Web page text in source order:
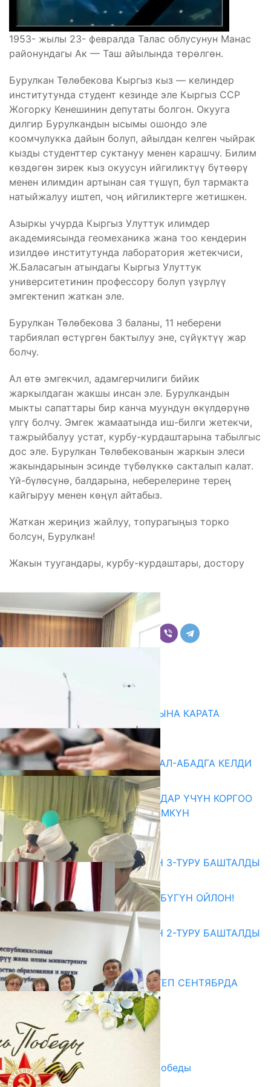
1953- жылы 23- февралда Талас облусунун Манас
районундагы Ак — Таш айылында төрөлгөн.
Бурулкан Төлөбекова Кыргыз кыз — келиндер
институтунда студент кезинде эле Кыргыз ССР
Жогорку Кенешинин депутаты болгон. Окууга
дилгир Бурулкандын ысымы ошондо эле
коомчулукка дайын болуп, айылдан келген чыйрак
кызды студенттер суктануу менен карашчу. Билим
көздөгөн зирек кыз окуусун ийгиликтүү бүтөөрү
менен илимдин артынан сая түшүп, бул тармакта
натыйжалуу иштеп, чоң ийгиликтерге жетишкен.
Азыркы учурда Кыргыз Улуттук илимдер
академиясында геомеханика жана тоо кендерин
изилдөө институтунда лаборатория жетекчиси,
Ж.Баласагын атындагы Кыргыз Улуттук
университетинин профессору болуп үзүрлүү
эмгектенип жаткан эле.
Бурулкан Төлөбекова 3 баланы, 11 неберени
тарбиялап өстүргөн бактылуу эне, сүйүктүү жар
болчу.
Ал өтө эмгекчил, адамгерчилиги бийик
жаркылдаган жакшы инсан эле. Бурулкандын
мыкты сапаттары бир канча муундун өкүлдөрүнө
үлгү болчу. Эмгек жамаатында иш-билги жетекчи,
тажрыйбалуу устат, курбу-курдаштарына табылгыс
дос эле. Бурулкан Төлөбекованын жаркын элеси
жакындарынын эсинде түбөлүккө сакталып калат.
Үй-бүлөсүнө, балдарына, неберелерине терең
кайгыруу менен көңүл айтабыз.
Жаткан жериңиз жайлуу, топурагыңыз торко
болсун, Бурулкан!
Жакын туугандары, курбу-курдаштары, достору
Бөлүшүү
Акыркы жаңылыктар
НАРЫНДА ЖАҢЫ ОКУУ ЖЫЛЫНА КАРАТА
ДАЯРДЫКТАР ТАЛКУУЛАНДЫ
07.08.2026
«БИРИМДИК КЕРБЕНИ» ЖАЛАЛ-АБАДГА КЕЛДИ
07.08.2026
КОРРУПЦИЯНЫ КАБАРЛАГАНДАР ҮЧҮН КОРГОО
ЧАРАЛАРЫ КҮЧӨТҮЛҮШҮ МҮМКҮН
07.08.2026
Абитуриент
ЖОЖДОРГО КАБЫЛ АЛУУНУН 3-ТУРУ БАШТАЛДЫ
27.07.2026
ӨЗҮҢДҮН КЕЛЕЧЕГИҢ ҮЧҮН БҮГҮН ОЙЛОН!
20.07.2026
ЖОЖДОРГО КАБЫЛ АЛУУНУН 2-ТУРУ БАШТАЛДЫ
20.07.2026
Медиа
СУЗАКТА 750 ОРУНДУУ МЕКТЕП СЕНТЯБРДА
ПАЙДАЛАНУУГА БЕРИЛЕТ
07.08.2025
Улуу Жеңиштин жандуу сөзү
29.04.2025
Награды в преддверии Дня Победы
29.04.2025